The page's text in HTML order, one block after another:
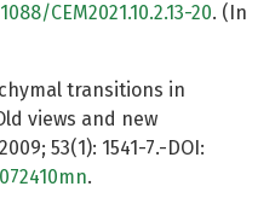
CEM2021.10.2.13-20. (In
transitions in
views and new
53(1): 1541-7.-DOI:
.